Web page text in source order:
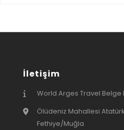
İletişim
World Arges Travel Belge
Ölüdeniz Mahallesi
Fethiye/Muğla